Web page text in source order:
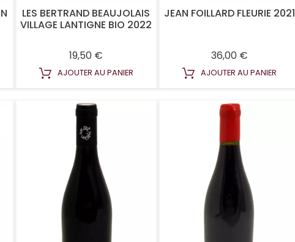
LES BERTRAND BEAUJOLAIS
VILLAGE LANTIGNE BIO 2022
19,50 €
AJOUTER AU PANIER
JEAN FOILLARD FLEURIE 2021
36,00 €Prix
AJOUTER AU PANIER